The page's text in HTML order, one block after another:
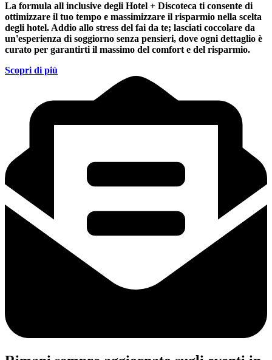
La formula all inclusive degli Hotel + Discoteca ti consente di
ottimizzare il tuo tempo e massimizzare il risparmio nella scelta
degli hotel. Addio allo stress del fai da te; lasciati coccolare da
un'esperienza di soggiorno senza pensieri, dove ogni dettaglio è
curato per garantirti il massimo del comfort e del risparmio.
Scopri di più